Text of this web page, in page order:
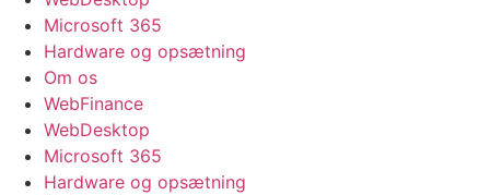
Microsoft 365
Hardware og opsætning
Om os
WebFinance
WebDesktop
Microsoft 365
Hardware og opsætning